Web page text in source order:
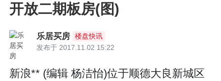
开放二期板房(图)
乐居买房
楼盘快讯
发布于 2017.11.02 15:22
新浪** (编辑 杨洁怡)位于顺德大良新城区